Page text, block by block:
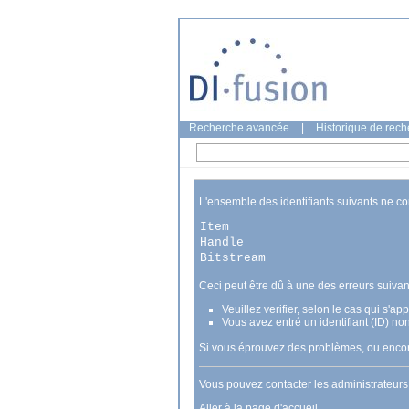
Recherche avancée Historique de
L'ensemble des identifiants suivants ne
Item
Handle
Bitstream
Ceci peut être dû à une des erreurs
Veuillez verifier, selon le cas qui
Vous avez entré un identifiant (ID)
Si vous éprouvez des problèmes, ou
Vous pouvez contacter les